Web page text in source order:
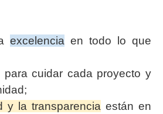
excelencia en todo lo que
para cuidar cada proyecto y
y la transparencia están en